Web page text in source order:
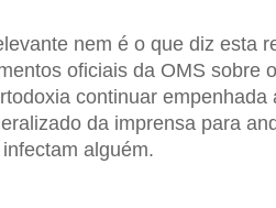
nem é o que diz esta
oficiais da OMS sobre
continuar
da imprensa para
alguém.